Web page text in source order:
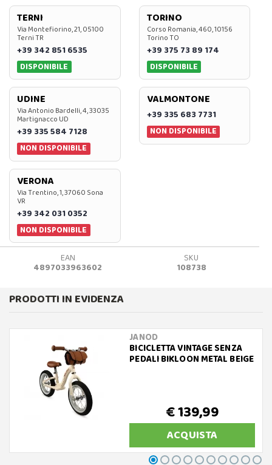
TERNI
Via Montefiorino, 21, 05100
Terni TR
+39 342 851 6535
DISPONIBILE
TORINO
Corso Romania, 460, 10156
Torino TO
+39 375 73 89 174
DISPONIBILE
UDINE
Via Antonio Bardelli, 4, 33035
Martignacco UD
+39 335 584 7128
NON DISPONIBILE
VALMONTONE
+39 335 683 7731
NON DISPONIBILE
VERONA
Via Trentino, 1, 37060 Sona
VR
+39 342 031 0352
NON DISPONIBILE
EAN
4897033963602
SKU
108738
PRODOTTI IN EVIDENZA
JANOD
BICICLETTA VINTAGE SENZA
PEDALI BIKLOON METAL BEIGE
€ 139,99
ACQUISTA